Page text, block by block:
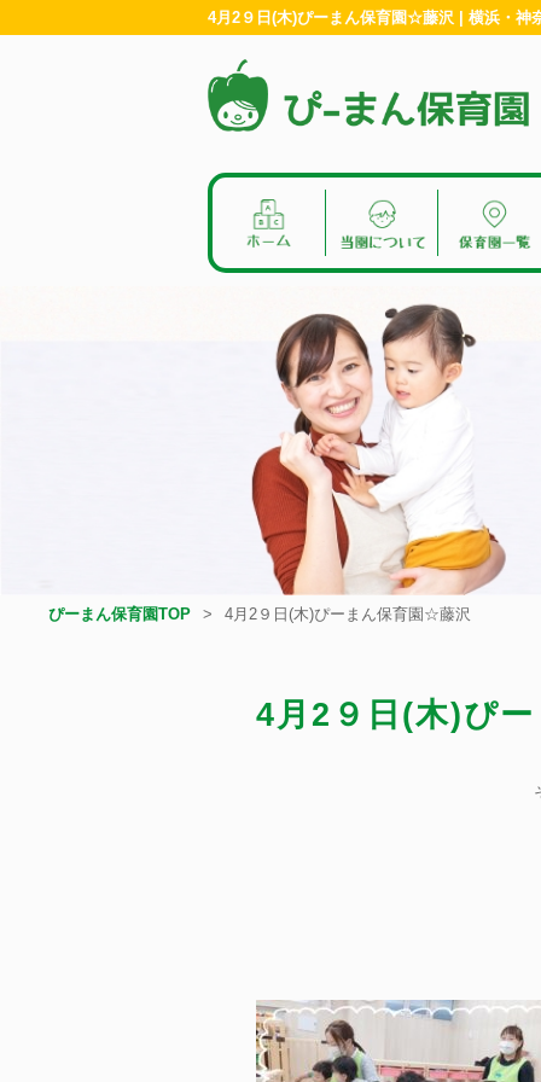
4月2９日(木)ぴーまん保育園☆藤沢 | 横浜・神
ぴーまん保育園TOP 4月2９日(木)ぴーまん保育園☆藤沢
4月2９日(木)ぴ